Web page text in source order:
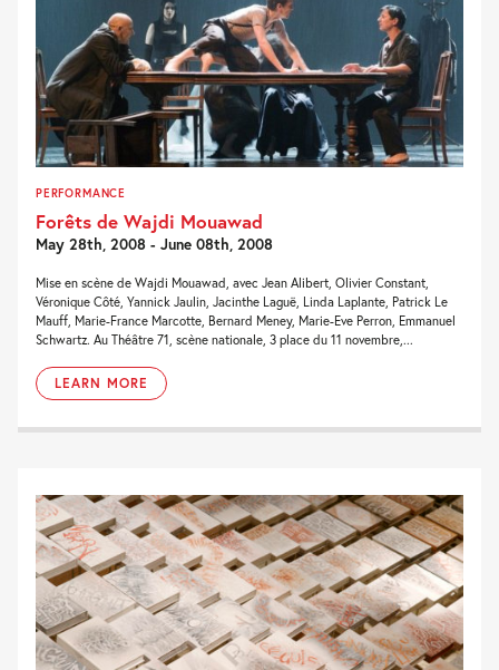
PERFORMANCE
Forêts de Wajdi Mouawad
May 28th, 2008 - June 08th, 2008
Mise en scène de Wajdi Mouawad, avec Jean Alibert, Olivier Constant,
Véronique Côté, Yannick Jaulin, Jacinthe Laguë, Linda Laplante, Patrick Le
Mauff, Marie-France Marcotte, Bernard Meney, Marie-Eve Perron, Emmanuel
Schwartz. Au Théâtre 71, scène nationale, 3 place du 11 novembre,...
LEARN MORE